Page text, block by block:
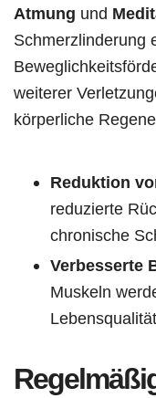
Atmung und
Schmerzlinderung
weiterer
körperliche
Reduktion
reduzierte
chronische
Verbesserte
Muskeln